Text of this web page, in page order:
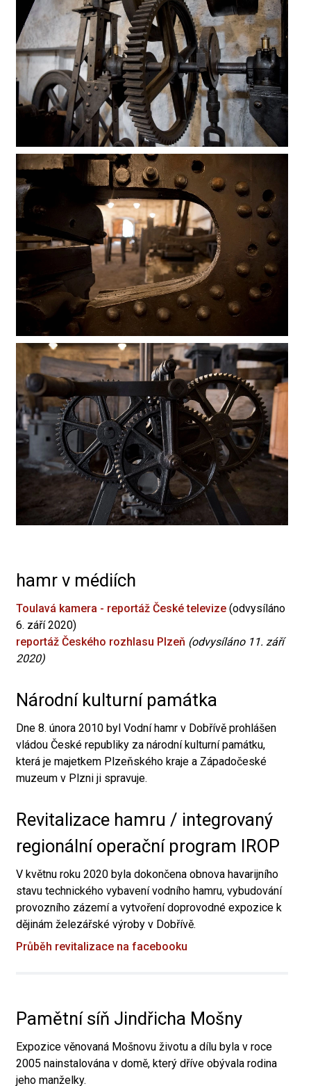
hamr v médiích
Toulavá kamera - reportáž České televize (odvysíláno
6. září 2020)
reportáž Českého rozhlasu Plzeň (odvysíláno 11. září
2020)
Národní kulturní památka
Dne 8. února 2010 byl Vodní hamr v Dobřívě prohlášen
vládou České republiky za národní kulturní památku,
která je majetkem Plzeňského kraje a Západočeské
muzeum v Plzni ji spravuje.
Revitalizace hamru / integrovaný
regionální operační program IROP
V květnu roku 2020 byla dokončena obnova havarijního
stavu technického vybavení vodního hamru, vybudování
provozního zázemí a vytvoření doprovodné expozice k
dějinám železářské výroby v Dobřívě.
Průběh revitalizace na facebooku
Pamětní síň Jindřicha Mošny
Expozice věnovaná Mošnovu životu a dílu byla v roce
2005 nainstalována v domě, který dříve obývala rodina
jeho manželky.